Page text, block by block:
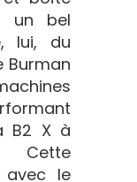
un bel
lui, du
Burman
B2 X à
Cette
avec le